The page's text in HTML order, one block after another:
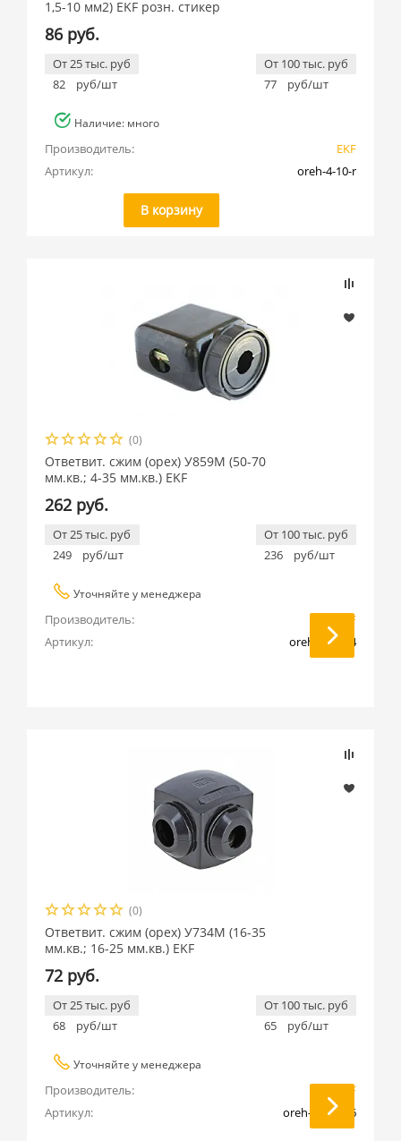
1,5-10 мм2) EKF розн. стикер
86 руб.
От 25 тыс. руб
82
руб/шт
От 100 тыс. руб
77
руб/шт
Наличие: много
Производитель:
EKF
Артикул:
oreh-4-10-r
В корзину
(0)
Ответвит. сжим (орех) У859М (50-70
мм.кв.; 4-35 мм.кв.) EKF
262 руб.
От 25 тыс. руб
249
руб/шт
От 100 тыс. руб
236
руб/шт
Уточняйте у менеджера
Производитель:
EKF
Артикул:
oreh-50-70-4
(0)
Ответвит. сжим (орех) У734М (16-35
мм.кв.; 16-25 мм.кв.) EKF
72 руб.
От 25 тыс. руб
68
руб/шт
От 100 тыс. руб
65
руб/шт
Уточняйте у менеджера
Производитель:
EKF
Артикул:
oreh-16-35-16